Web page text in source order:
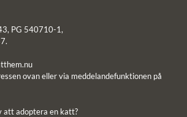
PG 540710-1,
ovan eller via meddelandefunktionen på
att adoptera en katt?